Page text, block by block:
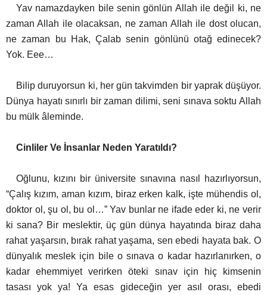
Yav namazdayken bile senin gönlün Allah ile değil ki, ne
zaman Allah ile olacaksan, ne zaman Allah ile dost olucan,
ne zaman bu Hak, Çalab senin gönlünü otağ edinecek?
Yok. Eee…
Bilip duruyorsun ki, her gün takvimden bir yaprak düşüyor.
Dünya hayatı sınırlı bir zaman dilimi, seni sınava soktu Allah
bu mülk âleminde.
Cinliler Ve İnsanlar Neden Yaratıldı?
Oğlunu, kızını bir üniversite sınavına nasıl hazırlıyorsun,
“Çalış kızım, aman kızım, biraz erken kalk, işte mühendis ol,
doktor ol, şu ol, bu ol…” Yav bunlar ne ifade eder ki, ne verir
ki sana? Bir meslektir, üç gün dünya hayatında biraz daha
rahat yaşarsın, bırak rahat yaşama, sen ebedi hayata bak. O
dünyalık meslek için bile o sınava o kadar hazırlanırken, o
kadar ehemmiyet verirken öteki sınav için hiç kimsenin
tasası yok ya! Ya esas gideceğin yer asıl orası, ebedi